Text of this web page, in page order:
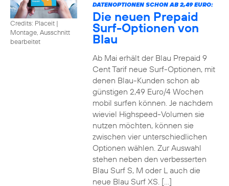
Credits: Placeit |
Montage, Ausschnitt
bearbeitet
DATENOPTIONEN SCHON AB 2,49 EURO:
Die neuen Prepaid
Surf-Optionen von
Blau
Ab Mai erhält der Blau Prepaid 9
Cent Tarif neue Surf-Optionen, mit
denen Blau-Kunden schon ab
günstigen 2,49 Euro/4 Wochen
mobil surfen können. Je nachdem
wieviel Highspeed-Volumen sie
nutzen möchten, können sie
zwischen vier unterschiedlichen
Optionen wählen. Zur Auswahl
stehen neben den verbesserten
Blau Surf S, M oder L auch die
neue Blau Surf XS. […]